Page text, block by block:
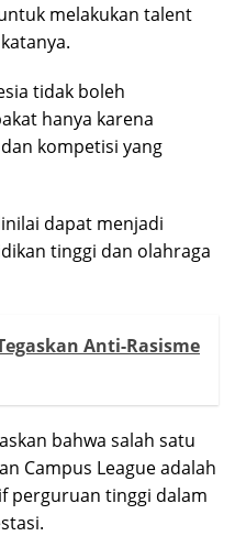
melakukan talent
tidak boleh
hanya karena
kompetisi yang
dapat menjadi
tinggi dan olahraga
Anti-Rasisme
bahwa salah satu
Campus League adalah
perguruan tinggi dalam